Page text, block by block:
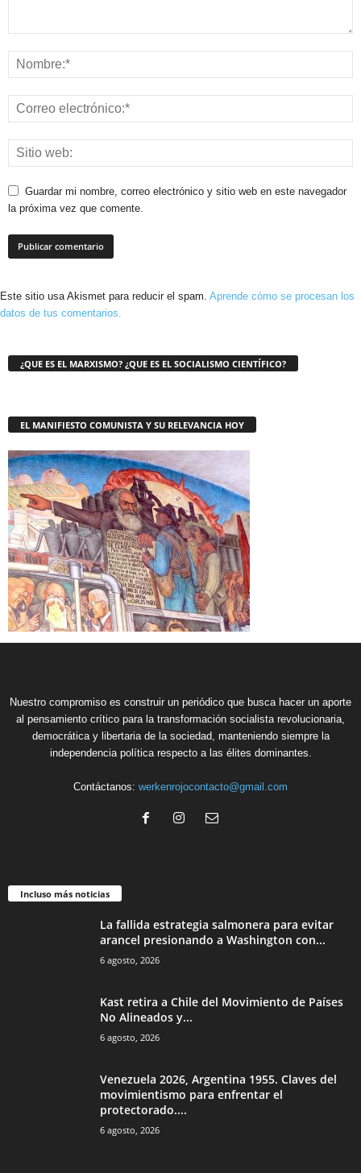
Guardar mi nombre, correo electrónico y sitio web en este navegador
la próxima vez que comente.
Este sitio usa Akismet para reducir el spam. Aprende cómo se procesan los
datos de tus comentarios.
¿QUE ES EL MARXISMO? ¿QUE ES EL SOCIALISMO CIENTÍFICO?
EL MANIFIESTO COMUNISTA Y SU RELEVANCIA HOY
Nuestro compromiso es construir un periódico que busca hacer un aporte
al pensamiento crítico para la transformación socialista revolucionaria,
democrática y libertaria de la sociedad, manteniendo siempre la
independencia política respecto a las élites dominantes.
Contáctanos: werkenrojocontacto@gmail.com
Incluso más noticias
La fallida estrategia salmonera para evitar
arancel presionando a Washington con...
6 agosto, 2026
Kast retira a Chile del Movimiento de Países
No Alineados y...
6 agosto, 2026
Venezuela 2026, Argentina 1955. Claves del
movimientismo para enfrentar el
protectorado....
6 agosto, 2026